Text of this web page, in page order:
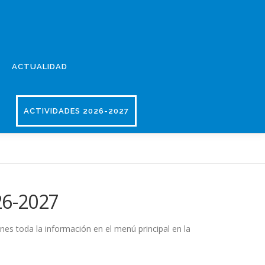
ACTUALIDAD
ACTIVIDADES 2026-2027
2027
toda la información en el menú principal en la